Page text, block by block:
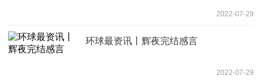
2022-07-29
环球最资讯丨辉夜完结感言
2022-07-29